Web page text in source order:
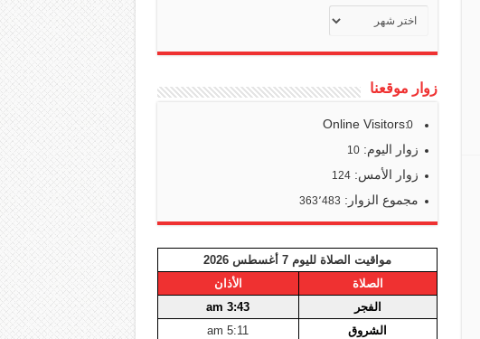
أخبارنا
زوار موقعنا
Online Visitors:
0
زوار اليوم:10
زوار الأمس:124
مجموع الزوار: 363٬483
مواقيت الصلاة لليوم 7 أغسطس 2026
الصلاة
الأذان
الفجر
3:43 am
الشروق
5:11 am